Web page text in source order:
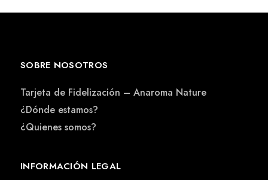
SOBRE NOSOTROS
Tarjeta de Fidelización – Anaroma Nature
¿Dónde estamos?
¿Quienes somos?
INFORMACIÓN LEGAL